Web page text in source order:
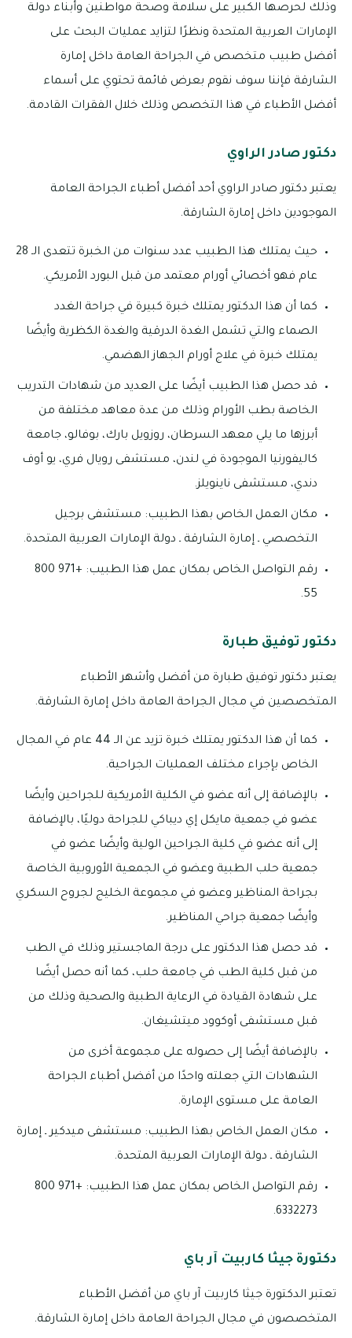
وذلك لحرصها الكبير على سلامة وصحة مواطنين وأبناء دولة
الإمارات العربية المتحدة ونظرًا لتزايد عمليات البحث على
أفضل طبيب متخصص في الجراحة العامة داخل إمارة
الشارقة فإننا سوف نقوم بعرض قائمة تحتوي على أسماء
أفضل الأطباء في هذا التخصص وذلك خلال الفقرات القادمة.
دكتور صادر الراوي
يعتبر دكتور صادر الراوي أحد أفضل أطباء الجراحة العامة
الموجودين داخل إمارة الشارقة.
حيث يمتلك هذا الطبيب عدد سنوات من الخبرة تتعدى الـ 28
عام فهو أخصائي أورام معتمد من قبل البورد الأمريكي.
كما أن هذا الدكتور يمتلك خبرة كبيرة في جراحة الغدد
الصماء والتي تشمل الغدة الدرقية والغدة الكظرية وأيضًا
يمتلك خبرة في علاج أورام الجهاز الهضمي.
قد حصل هذا الطبيب أيضًا على العديد من شهادات التدريب
الخاصة بطب الأورام وذلك من عدة معاهد مختلفة من
أبرزها ما يلي معهد السرطان، روزويل بارك، بوفالو، جامعة
كاليفورنيا الموجودة في لندن، مستشفى رويال فري، يو أوف
دندي، مستشفى ناينويلز.
مكان العمل الخاص بهذا الطبيب: مستشفى برجيل
التخصصي ـ إمارة الشارقة ـ دولة الإمارات العربية المتحدة.
رقم التواصل الخاص بمكان عمل هذا الطبيب: +971 800
55.
دكتور توفيق طبارة
يعتبر دكتور توفيق طبارة من أفضل وأشهر الأطباء
المتخصصين في مجال الجراحة العامة داخل إمارة الشارقة.
كما أن هذا الدكتور يمتلك خبرة تزيد عن الـ 44 عام في المجال
الخاص بإجراء مختلف العمليات الجراحية.
بالإضافة إلى أنه عضو في الكلية الأمريكية للجراحين وأيضًا
عضو في جمعية مايكل إي ديباكي للجراحة دوليًا، بالإضافة
إلى أنه عضو في كلية الجراحين الولية وأيضًا عضو في
جمعية حلب الطبية وعضو في الجمعية الأوروبية الخاصة
بجراحة المناظير وعضو في مجموعة الخليج لجروح السكري
وأيضًا جمعية جراحي المناظير.
قد حصل هذا الدكتور على درجة الماجستير وذلك في الطب
من قبل كلية الطب في جامعة حلب، كما أنه حصل أيضًا
على شهادة القيادة في الرعاية الطبية والصحية وذلك من
قبل مستشفى أوكوود ميتشيغان.
بالإضافة أيضًا إلى حصوله على مجموعة أخرى من
الشهادات التي جعلته واحدًا من أفضل أطباء الجراحة
العامة على مستوى الإمارة.
مكان العمل الخاص بهذا الطبيب: مستشفى ميدكير ـ إمارة
الشارقة ـ دولة الإمارات العربية المتحدة.
رقم التواصل الخاص بمكان عمل هذا الطبيب: +971 800
6332273.
دكتورة جيثا كاربيت آر باي
تعتبر الدكتورة جيثا كاربيت آر باي من أفضل الأطباء
المتخصصون في مجال الجراحة العامة داخل إمارة الشارقة.